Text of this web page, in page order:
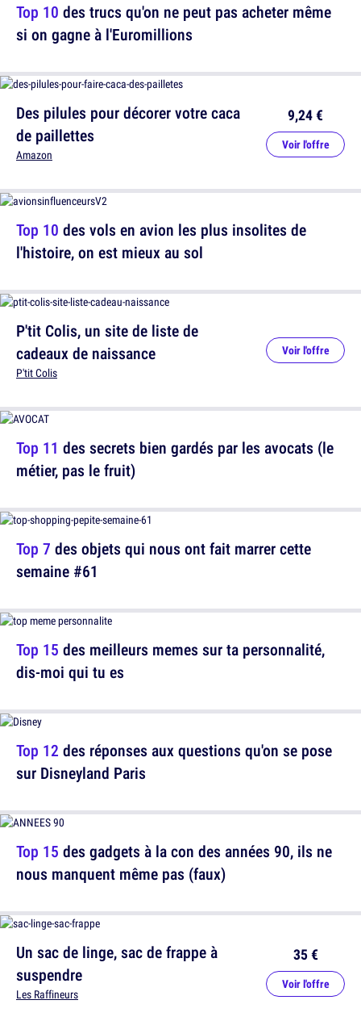
Top 10 des trucs qu'on ne peut pas acheter même
si on gagne à l'Euromillions
Top 10 des vols en avion les plus insolites de
l'histoire, on est mieux au sol
Top 11 des secrets bien gardés par les avocats (le
métier, pas le fruit)
Top 15 des meilleurs memes sur ta personnalité,
dis-moi qui tu es
Top 15 des gadgets à la con des années 90, ils ne
nous manquent même pas (faux)
Des pilules pour décorer votre caca
de paillettes
Amazon
9,24 €
Voir l'offre
P'tit Colis, un site de liste de
cadeaux de naissance
P'tit Colis
Voir l'offre
Top 7 des objets qui nous ont fait marrer cette
semaine #61
Top 12 des réponses aux questions qu'on se pose
sur Disneyland Paris
Un sac de linge, sac de frappe à
suspendre
Les Raffineurs
35 €
Voir l'offre